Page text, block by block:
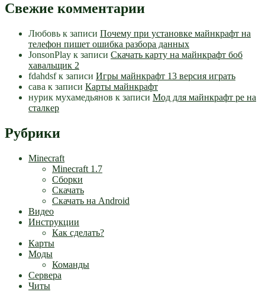
Свежие комментарии
Любовь к записи Почему при установке майнкрафт на
телефон пишет ошибка разбора данных
JonsonPlay к записи Скачать карту на майнкрафт боб
хавальщик 2
fdahdsfк записи Игры майнкрафт 13 версия играть
сава к записи Карты майнкрафт
нурик мухамедьянов к записи Мод для майнкрафт pe на
сталкер
Рубрики
Minecraft
Minecraft 1.7
Сборки
Скачать
Скачать на Android
Видео
Инструкции
Как сделать?
Карты
Моды
Команды
Сервера
Читы